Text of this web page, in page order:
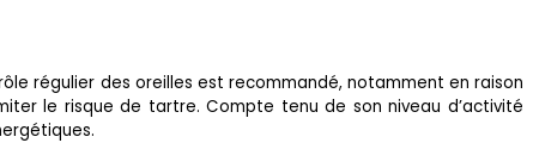
régulier des oreilles est recommandé, notamment en raison
le risque de tartre. Compte tenu de son niveau d’activité